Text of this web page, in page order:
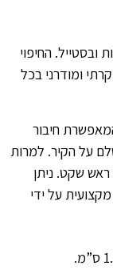
ובסטייל. החיפוי
ומודרני בכל
חיבור
על הקיר. למרות
שקט. ניתן
על ידי